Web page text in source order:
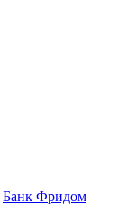
Банк Фридом